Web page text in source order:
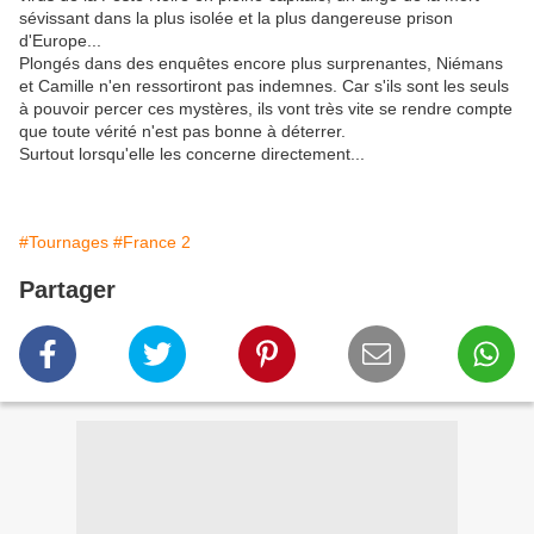
sévissant dans la plus isolée et la plus dangereuse prison
d'Europe...
Plongés dans des enquêtes encore plus surprenantes, Niémans
et Camille n'en ressortiront pas indemnes. Car s'ils sont les seuls
à pouvoir percer ces mystères, ils vont très vite se rendre compte
que toute vérité n'est pas bonne à déterrer.
Surtout lorsqu'elle les concerne directement...
#Tournages #France 2
Partager